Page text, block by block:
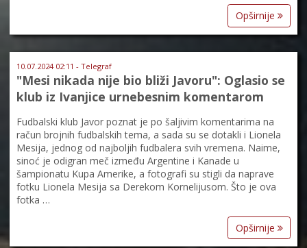
Opširnije
10.07.2024 02:11 - Telegraf
"Mesi nikada nije bio bliži Javoru": Oglasio se
klub iz Ivanjice urnebesnim komentarom
Fudbalski klub Javor poznat je po šaljivim komentarima na
račun brojnih fudbalskih tema, a sada su se dotakli i Lionela
Mesija, jednog od najboljih fudbalera svih vremena. Naime,
sinoć je odigran meč između Argentine i Kanade u
šampionatu Kupa Amerike, a fotografi su stigli da naprave
fotku Lionela Mesija sa Derekom Kornelijusom. Što je ova
fotka …
Opširnije